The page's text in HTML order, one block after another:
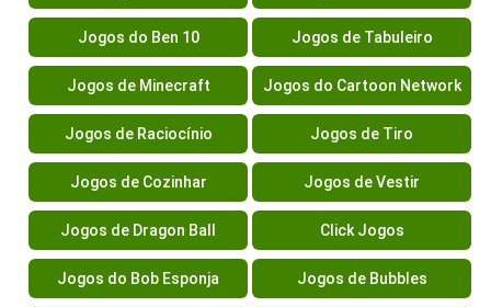
Jogos do Ben 10 Jogos de Tabuleiro
Jogos de Minecraft Jogos do Cartoon Network
Jogos de Raciocínio Jogos de Tiro
Jogos de Cozinhar Jogos de Vestir
Jogos de Dragon Ball Click Jogos
Jogos do Bob Esponja Jogos de Bubbles